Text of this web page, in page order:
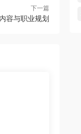
下一篇
容与职业规划